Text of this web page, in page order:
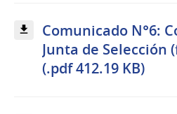
Comunicado N°6:
Junta de Selección
(.pdf 412.19 KB)